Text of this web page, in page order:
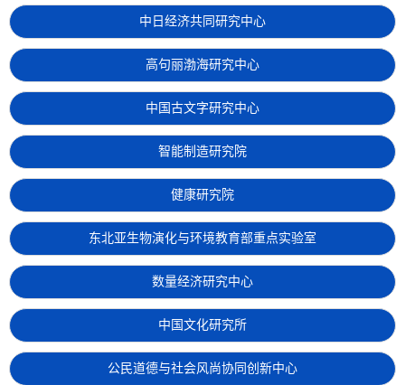
中日经济共同研究中心
高句丽渤海研究中心
中国古文字研究中心
智能制造研究院
健康研究院
东北亚生物演化与环境教育部重点实验室
数量经济研究中心
中国文化研究所
公民道德与社会风尚协同创新中心